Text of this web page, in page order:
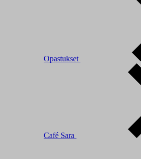
Opastukset
Café Sara